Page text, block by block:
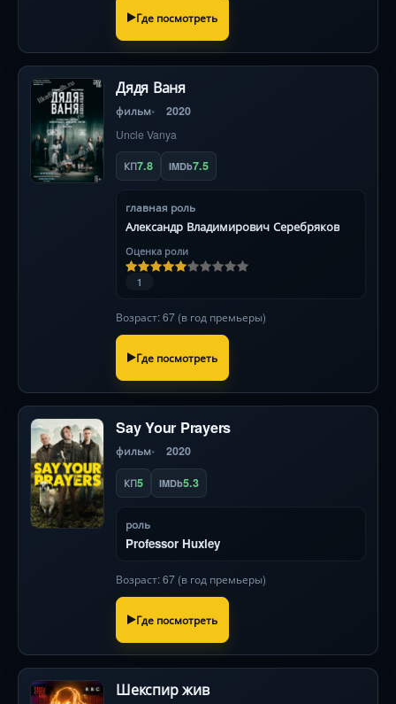
Где посмотреть
Дядя Ваня
фильм 2020
Uncle Vanya
КП7.8 IMDb7.5
главная роль
Александр Владимирович Серебряков
Оценка роли
1
Возраст: 67 (в год премьеры)
Где посмотреть
Say Your Prayers
фильм 2020
КП5 IMDb5.3
роль
Professor Huxley
Возраст: 67 (в год премьеры)
Где посмотреть
Шекспир жив